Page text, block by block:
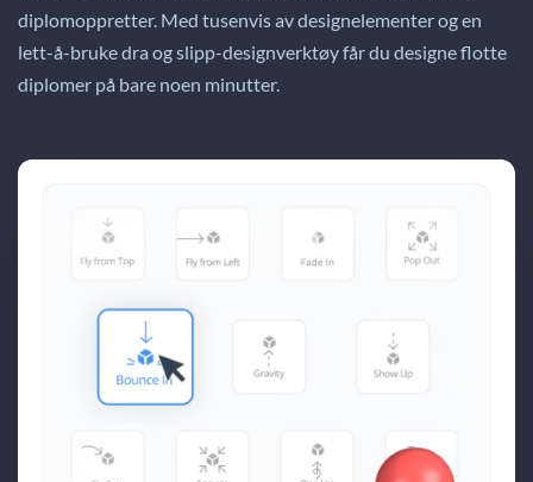
diplomoppretter. Med tusenvis av designelementer og en
lett-å-bruke dra og slipp-designverktøy får du designe flotte
diplomer på bare noen minutter.